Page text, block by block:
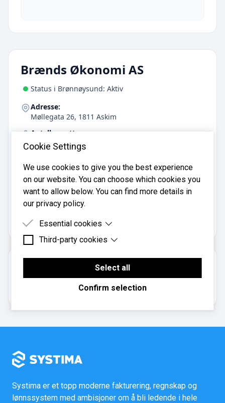
Brænds Økonomi AS
Status i Brønnøysund: Aktiv
Adresse:
Møllegata 26, 1811 Askim
Antall ansatte:
20
69880211
Brænds Økonomi AS er registrert i
987660376.
Om regnskapsbyrået
Cookie Settings
We use cookies to give you the best experience
on our website. You can choose which cookies you
want to allow below. You can find more details in
our privacy policy.
Essential cookies
Essential cookies are cookies that are needed for
Third-party cookies
Third-party cookies are cookies set by third-party
software to enable features such as Google
Maps.
Select all
Confirm selection
Systima er et topp moderne fakturering, regnskap og
lønnssystem med ambisjoner om å bli ledende i hele